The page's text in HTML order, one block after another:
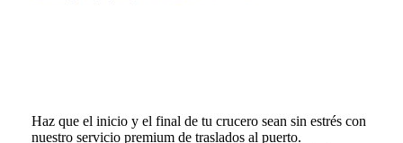
Haz que el inicio y el final de tu crucero sean sin estrés con
nuestro servicio premium de traslados al puerto.